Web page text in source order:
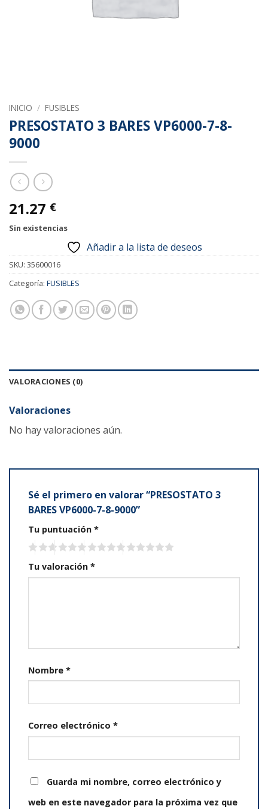
INICIO / FUSIBLES
PRESOSTATO 3 BARES VP6000-7-8-
9000
21.27 €
Sin existencias
Añadir a la lista de deseos
SKU: 35600016
Categoría: FUSIBLES
VALORACIONES (0)
Valoraciones
No hay valoraciones aún.
Sé el primero en valorar “PRESOSTATO 3
BARES VP6000-7-8-9000”
Tu puntuación *
Tu valoración *
Nombre *
Correo electrónico *
Guarda mi nombre, correo electrónico y
web en este navegador para la próxima vez que